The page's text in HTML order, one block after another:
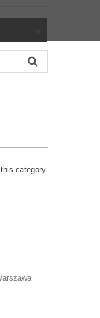
category.